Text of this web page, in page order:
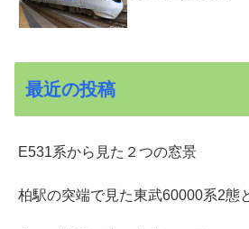
最近の投稿
E531系から見た２つの窓景
柏駅の突端で見た東武60000系2態